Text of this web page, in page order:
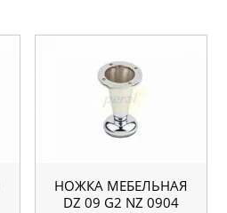
НОЖКА МЕБЕЛЬНАЯ
DZ 09 G2 NZ 0904